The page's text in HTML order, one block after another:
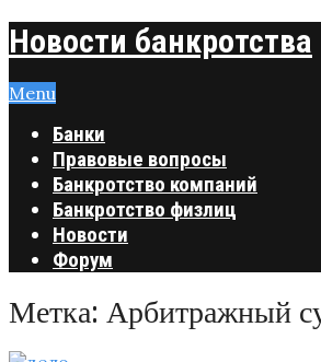
Новости банкротства
Menu
Банки
Правовые вопросы
Банкротство компаний
Банкротство физлиц
Новости
Форум
Метка: Арбитражный